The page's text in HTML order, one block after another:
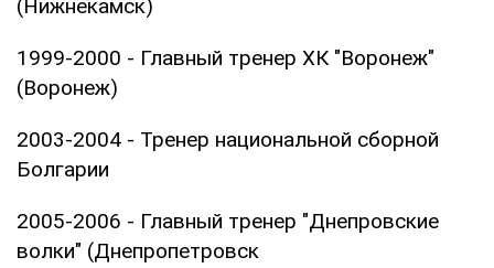
(Нижнекамск)
1999-2000 - Главный тренер ХК "Воронеж"
(Воронеж)
2003-2004 - Тренер национальной сборной
Болгарии
2005-2006 - Главный тренер "Днепровские
волки" (Днепропетровск